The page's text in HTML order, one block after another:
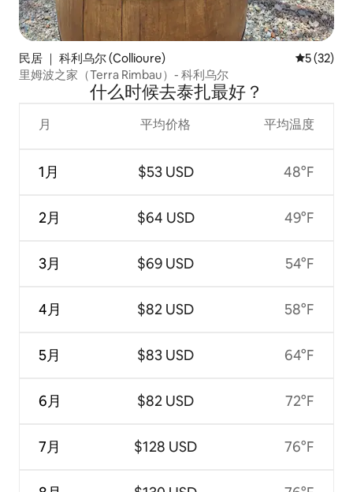
民居 ｜ 科利乌尔 (Collioure) 平均评分
5 (32)
里姆波之家（Terra Rimbau）- 科利乌尔
什么时候去泰扎最好？
月
1月
2月
3月
4月
5月
6月
7月
平均价格
$53 USD
$64 USD
$69 USD
$82 USD
$83 USD
$82 USD
$128 USD
平均温度
48°F
49°F
54°F
58°F
64°F
72°F
76°F